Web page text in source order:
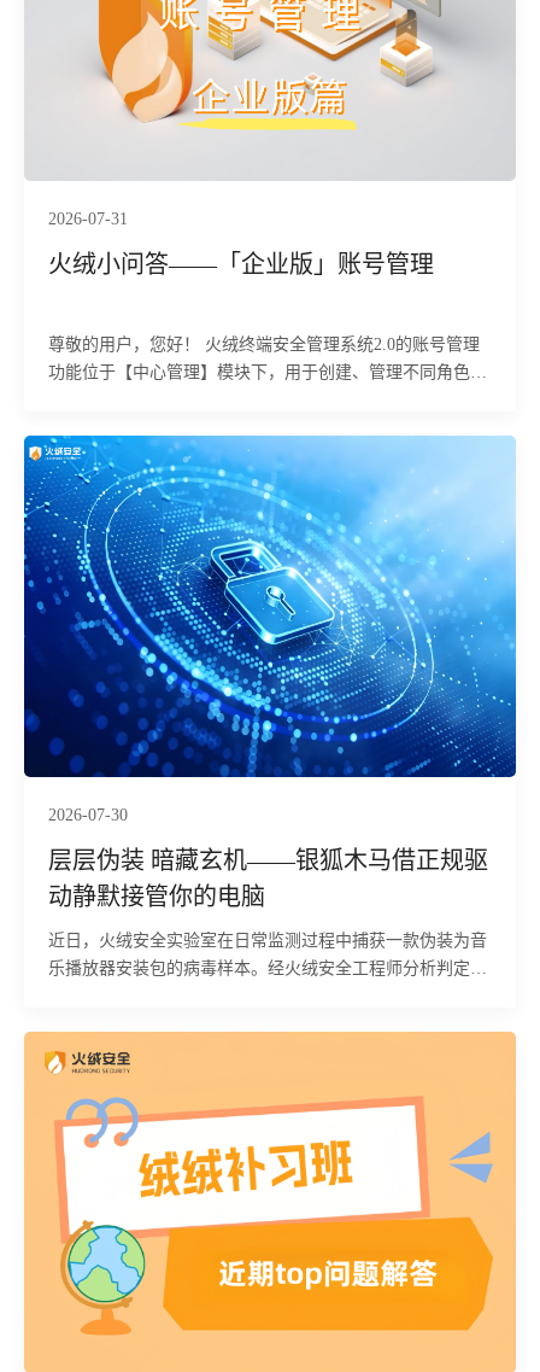
2026-07-31
火绒小问答——「企业版」账号管理
尊敬的用户，您好！ 火绒终端安全管理系统2.0的账号管理
功能位于【中心管理】模块下，用于创建、管理不同角色的
2026-07-30
层层伪装 暗藏玄机——银狐木马借正规驱
动静默接管你的电脑
近日，火绒安全实验室在日常监测过程中捕获一款伪装为音
乐播放器安装包的病毒样本。经火绒安全工程师分析判定，
其利用经合法签名的 Adlice TrueSight 驱动进入内核态，依
据内置的212个安全软件映像名在内核层直接终止相关进
程，规避用户态终端检测与响应（EDR）系统的拦截；同
时，通过注册表写入、创建伪装为 Edge 浏览器更新的计划
任务（以 SYSTEM 权限每分钟触发一次）以及部署
PowerShell 脚本，构建多重冗余的持久化机制。最终释放的
thumbs!Edge为功能完备的远控后门，连接硬编码的命令与
控制（C2）服务器地址 8.218.106.149:7000，该远控内置56
条指令，覆盖下载执行、插件加载、TCP 中继、键盘记录及
破坏性清理等操作。目前，火绒安全产品已经实现对该行为
的拦截与查杀。